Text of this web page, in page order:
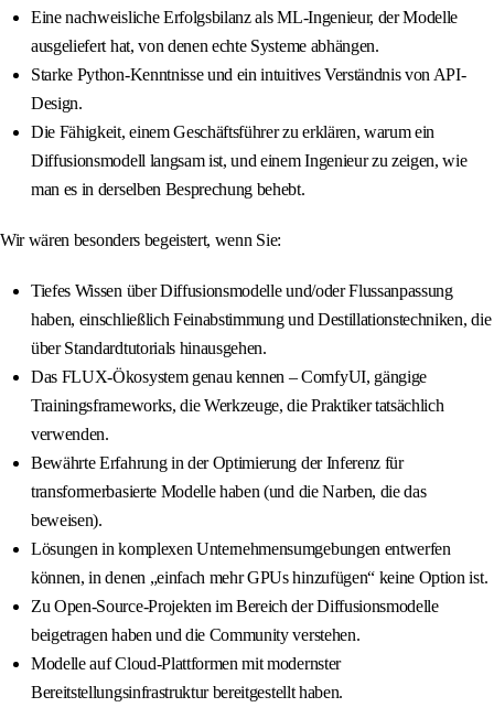
Eine nachweisliche Erfolgsbilanz als ML-Ingenieur, der Modelle
ausgeliefert hat, von denen echte Systeme abhängen.
Starke Python-Kenntnisse und ein intuitives Verständnis von API-
Design.
Die Fähigkeit, einem Geschäftsführer zu erklären, warum ein
Diffusionsmodell langsam ist, und einem Ingenieur zu zeigen, wie
man es in derselben Besprechung behebt.
Wir wären besonders begeistert, wenn Sie:
Tiefes Wissen über Diffusionsmodelle und/oder Flussanpassung
haben, einschließlich Feinabstimmung und Destillationstechniken, die
über Standardtutorials hinausgehen.
Das FLUX-Ökosystem genau kennen – ComfyUI, gängige
Trainingsframeworks, die Werkzeuge, die Praktiker tatsächlich
verwenden.
Bewährte Erfahrung in der Optimierung der Inferenz für
transformerbasierte Modelle haben (und die Narben, die das
beweisen).
Lösungen in komplexen Unternehmensumgebungen entwerfen
können, in denen „einfach mehr GPUs hinzufügen“ keine Option ist.
Zu Open-Source-Projekten im Bereich der Diffusionsmodelle
beigetragen haben und die Community verstehen.
Modelle auf Cloud-Plattformen mit modernster
Bereitstellungsinfrastruktur bereitgestellt haben.